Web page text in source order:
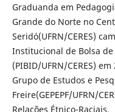
Graduanda em
Grande do Norte no
Seridó(UFRN/CERES)
Institucional de Bolsa
(PIBID/UFRN/CERES)
Grupo de Estudos e
Freire(GEPEPF/UFRN/
Relações Étnico-Raciais.